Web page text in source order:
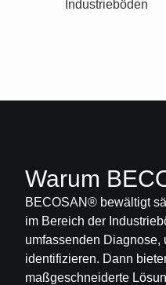
Warum
BECOSAN® bewältigt
im Bereich der
umfassenden Diagnose,
identifizieren. Dann
maßgeschneiderte